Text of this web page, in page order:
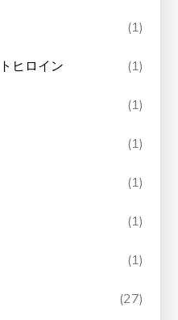
(1)
ヒロイン (1)
(1)
(1)
(1)
(1)
(1)
(27)